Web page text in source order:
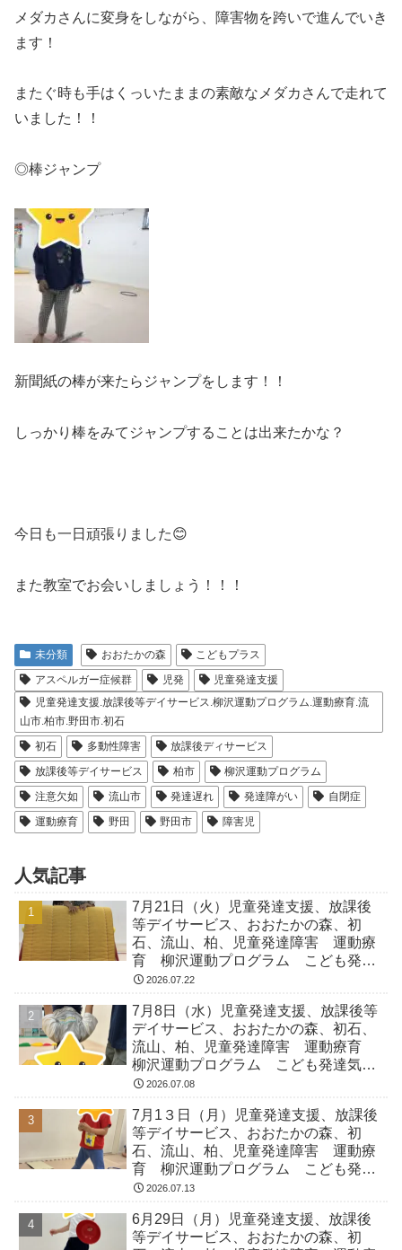
メダカさんに変身をしながら、障害物を跨いで進んでいき
ます！
またぐ時も手はくっいたままの素敵なメダカさんで走れて
いました！！
◎棒ジャンプ
新聞紙の棒が来たらジャンプをします！！
しっかり棒をみてジャンプすることは出来たかな？
今日も一日頑張りました😊
また教室でお会いしましょう！！！
未分類 おおたかの森
こどもプラス
アスペルガー症候群
児発
児童発達支援
児童発達支援.放課後等デイサービス.柳沢運動プログラム.運動療育.流
山市.柏市.野田市.初石
初石
多動性障害
放課後ディサービス
放課後等デイサービス
柏市
柳沢運動プログラム
注意欠如
流山市 発達遅れ 発達障がい
自閉症
運動療育
野田 野田市 障害児
人気記事
7月21日（火）児童発達支援、放課後
等デイサービス、おおたかの森、初
石、流山、柏、児童発達障害 運動療
育 柳沢運動プログラム こども発達
気になる 発達障害 放デイ 自閉
2026.07.22
7月8日（水）児童発達支援、放課後等
デイサービス、おおたかの森、初石、
流山、柏、児童発達障害 運動療育
柳沢運動プログラム こども発達気に
なる 発達障害 放デイ 自閉症
2026.07.08
7月1３日（月）児童発達支援、放課後
等デイサービス、おおたかの森、初
石、流山、柏、児童発達障害 運動療
育 柳沢運動プログラム こども発達
気になる 発達障害 放デイ 自閉
2026.07.13
6月29日（月）児童発達支援、放課後
等デイサービス、おおたかの森、初